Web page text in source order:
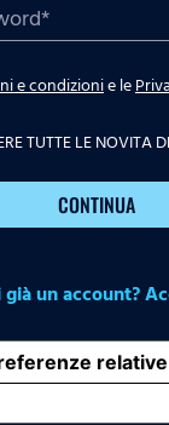
e condizionie le
TUTTE LE NOVITA
CONTINUA
già un account?